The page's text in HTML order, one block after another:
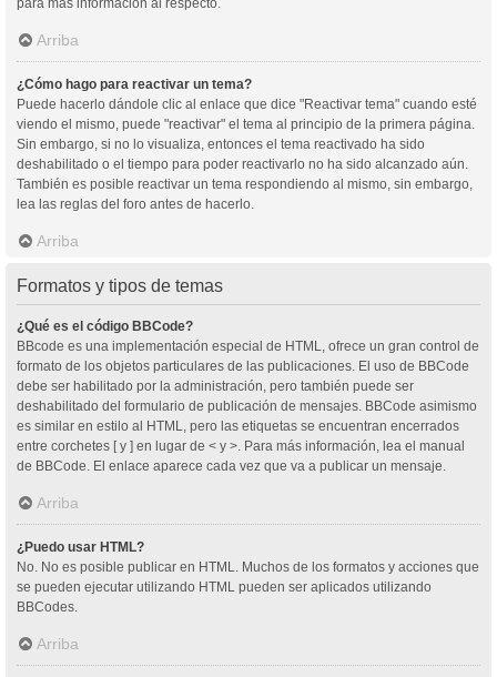
Arriba
¿Cómo hago para reactivar un tema?
Puede hacerlo dándole clic al enlace que dice "Reactivar tema" cuando esté
viendo el mismo, puede "reactivar" el tema al principio de la primera página.
Sin embargo, si no lo visualiza, entonces el tema reactivado ha sido
deshabilitado o el tiempo para poder reactivarlo no ha sido alcanzado aún.
También es posible reactivar un tema respondiendo al mismo, sin embargo,
lea las reglas del foro antes de hacerlo.
Arriba
Formatos y tipos de temas
¿Qué es el código BBCode?
BBcode es una implementación especial de HTML, ofrece un gran control de
formato de los objetos particulares de las publicaciones. El uso de BBCode
debe ser habilitado por la administración, pero también puede ser
deshabilitado del formulario de publicación de mensajes. BBCode asimismo
es similar en estilo al HTML, pero las etiquetas se encuentran encerrados
entre corchetes [ y ] en lugar de < y >. Para más información, lea el manual
de BBCode. El enlace aparece cada vez que va a publicar un mensaje.
Arriba
¿Puedo usar HTML?
No. No es posible publicar en HTML. Muchos de los formatos y acciones que
se pueden ejecutar utilizando HTML pueden ser aplicados utilizando
BBCodes.
Arriba